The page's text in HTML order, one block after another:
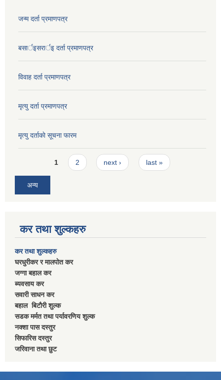
जन्म दर्ता प्रमाणपत्र
बसार्इसरार्इ दर्ता प्रमाणपत्र
विवाह दर्ता प्रमाणपत्र
मृत्यु दर्ता प्रमाणपत्र
मृत्यु दर्ताकाे सूचना फारम
Pages1 2 next › last »
अन्य
कर तथा शुल्कहरु
कर तथा शुल्कहरु
घरधुरीकर र मालपाेत कर
जग्गा बहाल कर
ब्यवसाय कर
सवारी साधन कर
बहाल बिटाैरी शुल्क
सडक मर्मत तथा पर्यावरणिय शुल्क
नक्शा पास दस्तुर
सिफारिस दस्तुर
जरिवाना तथा छुट